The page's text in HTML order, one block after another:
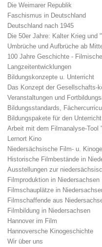
Die Weimarer Republik
Faschismus in Deutschland
Deutschland nach 1945
Die 50er Jahre: Kalter Krieg und
Umbrüche und Aufbrüche ab
100 Jahre Geschichte -
Langzeitentwicklungen
Bildungskonzepte u. Unterricht
Das Konzept der Gesellschafts-
Veranstaltungen und
Bildungsstandards,
Bildungspakete für den Unterricht
Arbeit mit dem Filmanalyse-Tool
Lernort Kino
Niedersächsische Film- u.
Historische Filmbestände in
Ausstellungen zur
Filmproduktion in Niedersachsen
Filmschauplätze in
Filmschaffende aus
Filmbildung in Niedersachsen
Hannover im Film
Hannoversche Kinogeschichte
Wir über uns